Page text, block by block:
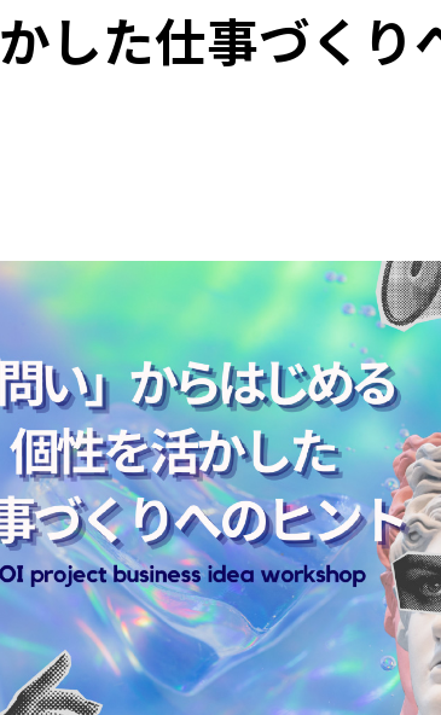
した仕事づくり